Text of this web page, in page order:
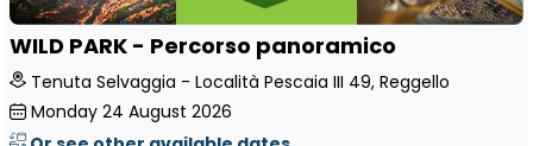
WILD PARK - Percorso panoramico
Tenuta Selvaggia - Località Pescaia III 49, Reggello
Monday 24 August 2026